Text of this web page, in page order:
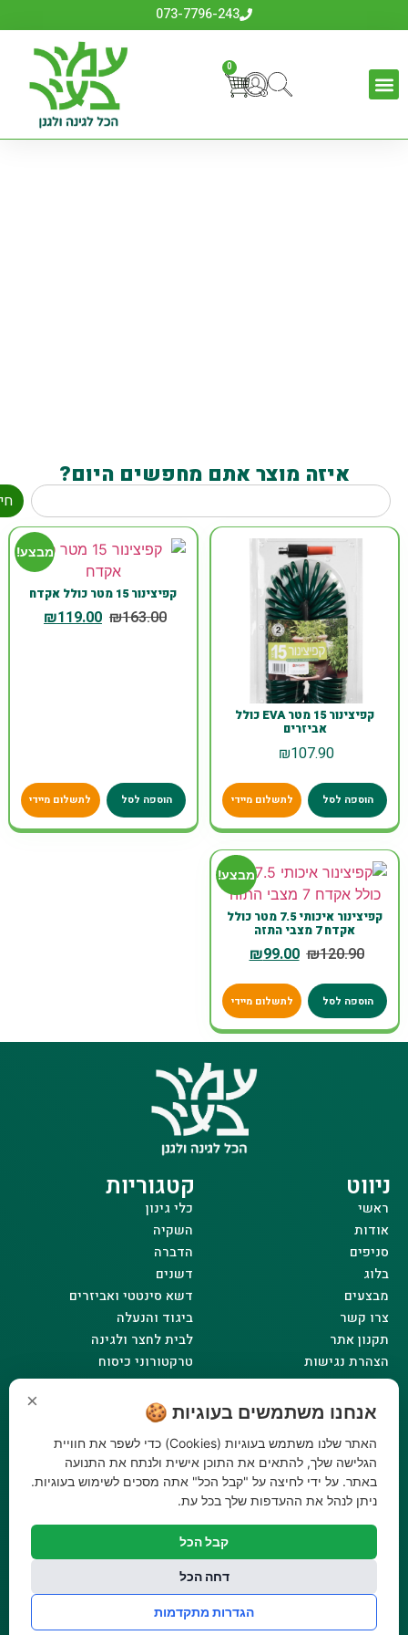
073-7796-243
0
איזה מוצר אתם מחפשים היום?
קפיצינור 15 מטר EVA כולל
אביזרים
₪107.90
הוספה לסל לתשלום מיידי
מבצע!
קפיצינור 15 מטר כולל אקדח
₪163.00
₪119.00
הוספה לסל לתשלום מיידי
מבצע!
קפיצינור איכותי 7.5 מטר כולל
אקדח 7 מצבי התזה
₪120.90
₪99.00
הוספה לסל לתשלום מיידי
ניווט
ראשי
אודות
סניפים
בלוג
מבצעים
צרו קשר
תקנון אתר
הצהרת נגישות
מדיניות פרטיות
קטגוריות
כלי גינון
השקיה
הדברה
דשנים
דשא סינטטי ואביזרים
ביגוד והנעלה
לבית לחצר ולגינה
טרקטורוני כיסוח
שעות פעילות
ראשון - 08:00-17:00
שני - 08:00-17:00
שלישי - 08:00-17:00
שישי - 08:00-12:30
צרו קשר
× אנחנו משתמשים בעוגיות 🍪
האתר שלנו משתמש בעוגיות (Cookies) כדי לשפר את חוויית
הגלישה שלך, להתאים את התוכן אישית ולנתח את התנועה
באתר. על ידי לחיצה על "קבל הכל" אתה מסכים לשימוש בעוגיות.
ניתן לנהל את ההעדפות שלך בכל עת.
קבל הכל
דחה הכל
הגדרות מתקדמות